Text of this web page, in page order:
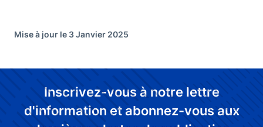
Mise à jour le 3 Janvier 2025
Inscrivez-vous à notre lettre
d'information et abonnez-vous aux